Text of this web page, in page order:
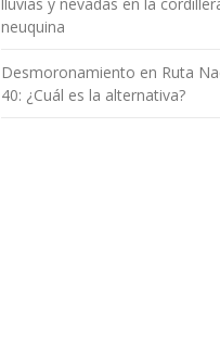
neuquina
Desmoronamiento en Ruta
40: ¿Cuál es la alternativa?